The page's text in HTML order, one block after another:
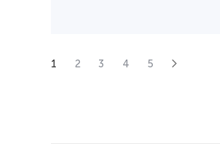
1 2 3 4 5